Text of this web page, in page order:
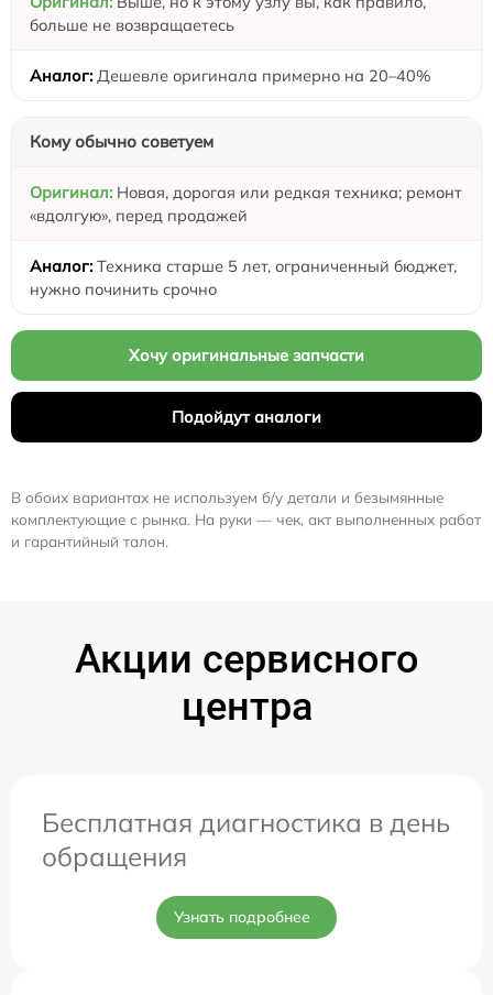
больше не возвращаетесь
Дешевле оригинала примерно на 20–40%
Кому обычно советуем
Новая, дорогая или редкая техника; ремонт
«вдолгую», перед продажей
Техника старше 5 лет, ограниченный бюджет,
нужно починить срочно
Хочу оригинальные запчасти
Подойдут аналоги
В обоих вариантах не используем б/у детали и безымянные
комплектующие с рынка. На руки — чек, акт выполненных работ
и гарантийный талон.
Акции сервисного
центра
Бесплатная диагностика в день
обращения
Узнать подробнее